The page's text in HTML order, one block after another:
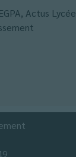
, Actus Lycée